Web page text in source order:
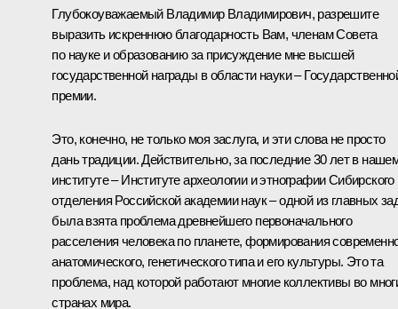
Глубокоуважаемый Владимир Владимирович, разрешите
выразить искреннюю благодарность Вам, членам Совета
по науке и образованию за присуждение мне высшей
государственной награды в области науки –
премии.
Это, конечно, не только моя заслуга, и эти слова не просто
дань традиции. Действительно, за последние 30 лет в
институте – Институте археологии и этнографии Сибирского
отделения Российской академии наук – одной из главных
была взята проблема древнейшего первоначального
расселения человека по планете, формирования
анатомического, генетического типа и его культуры. Это та
проблема, над которой работают многие коллективы во
странах мира.